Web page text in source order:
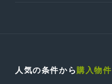
人気の条件から 購入物件